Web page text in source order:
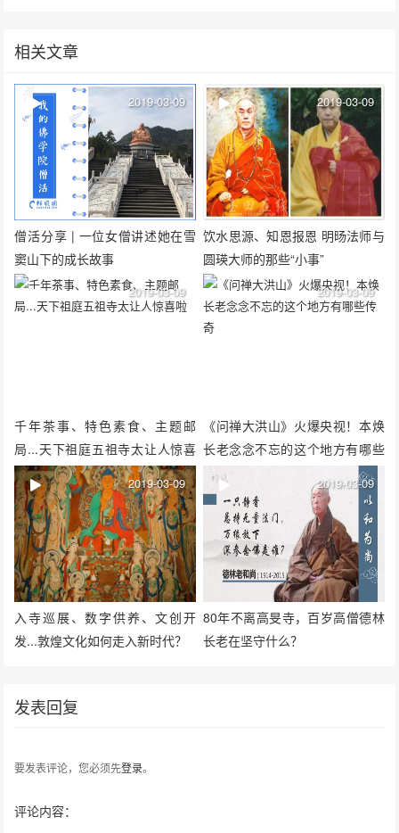
相关文章
僧活分享 | 一位女僧讲述她在雪
窦山下的成长故事
2019-03-09
饮水思源、知恩报恩 明旸法师与
圆瑛大师的那些“小事”
2019-03-09
千年茶事、特色素食、主题邮
局...天下祖庭五祖寺太让人惊喜
啦
2019-03-09
《问禅大洪山》火爆央视！本焕
长老念念不忘的这个地方有哪些
传奇
2019-03-09
入寺巡展、数字供养、文创开
发...敦煌文化如何走入新时代？
2019-03-09
80年不离高旻寺，百岁高僧德林
长老在坚守什么？
2019-03-09
发表回复
要发表评论，您必须先登录。
评论内容：